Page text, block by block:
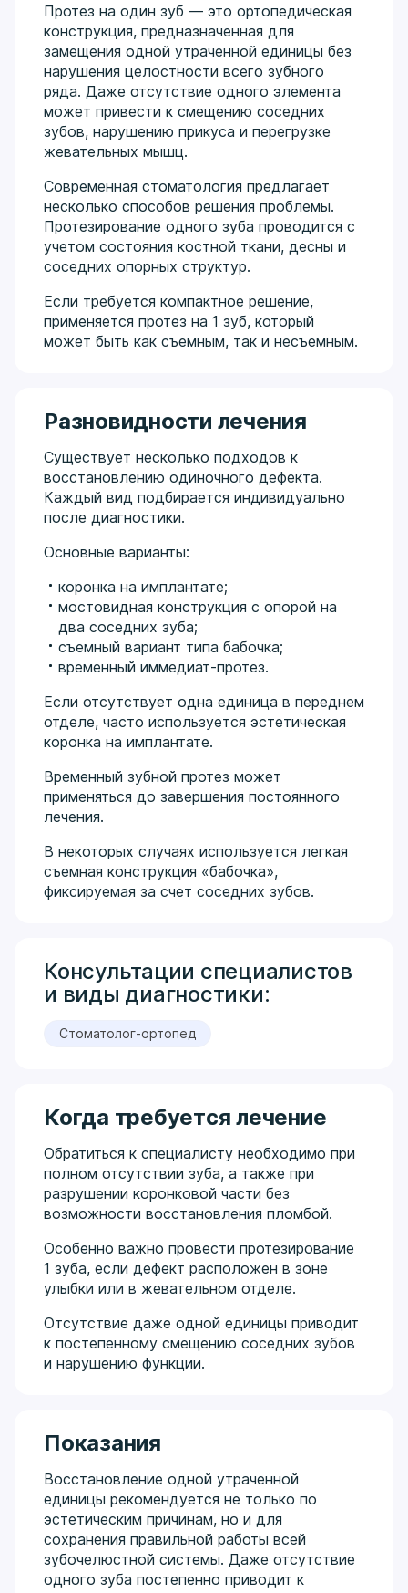
лифтинг с четким пониманием, как будущий
протез повлияет на сустав и осанку.
Гнатология как философия лечения:Диагностика
дисфункций ВНЧС, выявление причин головных
болей и стираемости зубов. Восстановление
правильного прикуса и гармоничной работы
жевательных мышц перед началом любого
лечения.
Междисциплинарный подход: Объединение
эндодонтии, хирургии и протезирования для
долгосрочной стабильности результата без риска
«поломок» реставраций.
Образование и развитие: Выпускник Крымского ГМУ
им. Георгиевского (2013), ординатура (2015). Имеет
действующие сертификаты по общей практике,
ортопедии, хирургии и организации
здравоохранения. Действующий член Ассоциации
протоколы (включая обучение 2024–2025 гг. по
реорганизации окклюзии и Full Arch).
Протез на один зуб — это ортопедическая
конструкция, предназначенная для
замещения одной утраченной единицы без
нарушения целостности всего зубного
ряда. Даже отсутствие одного элемента
может привести к смещению соседних
зубов, нарушению прикуса и перегрузке
жевательных мышц.
Современная стоматология предлагает
несколько способов решения проблемы.
Протезирование одного зуба проводится с
учетом состояния костной ткани, десны и
соседних опорных структур.
Если требуется компактное решение,
применяется протез на 1 зуб, который
может быть как съемным, так и несъемным.
Разновидности лечения
Существует несколько подходов к
восстановлению одиночного дефекта.
Каждый вид подбирается индивидуально
после диагностики.
Основные варианты:
коронка на имплантате;
мостовидная конструкция с опорой на
два соседних зуба;
съемный вариант типа бабочка;
временный иммедиат-протез.
Если отсутствует одна единица в переднем
отделе, часто используется эстетическая
коронка на имплантате.
Временный зубной протез может
применяться до завершения постоянного
лечения.
В некоторых случаях используется легкая
съемная конструкция «бабочка»,
фиксируемая за счет соседних зубов.
Консультации специалистов
и виды диагностики:
Стоматолог-ортопед
Когда требуется лечение
Обратиться к специалисту необходимо при
полном отсутствии зуба, а также при
разрушении коронковой части без
возможности восстановления пломбой.
Особенно важно провести протезирование
1 зуба, если дефект расположен в зоне
улыбки или в жевательном отделе.
Отсутствие даже одной единицы приводит
к постепенному смещению соседних зубов
и нарушению функции.
Показания
Восстановление одной утраченной
единицы рекомендуется не только по
эстетическим причинам, но и для
сохранения правильной работы всей
зубочелюстной системы. Даже отсутствие
одного зуба постепенно приводит к